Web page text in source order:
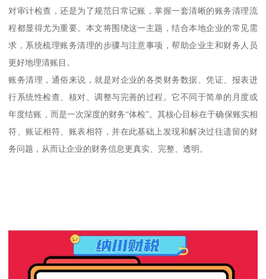
对审计检查，还是为了规范日常记账，掌握一套清晰的账务清理流
程都显得尤为重要。本文将围绕这一主题，结合本地企业的常见需
求，系统梳理账务清理的步骤与注意事项，帮助企业主和财务人员
更好地理清账目。
账务清理，通俗来说，就是对企业的各类财务数据、凭证、报表进
行系统性检查、核对、调整与完善的过程。它不同于简单的月度或
年度结账，而是一次深度的财务“体检”。其核心目标在于确保账实相
符、账证相符、账表相符，并在此基础上发现和解决过往遗留的财
务问题，从而让企业的财务信息更真实、完整、透明。